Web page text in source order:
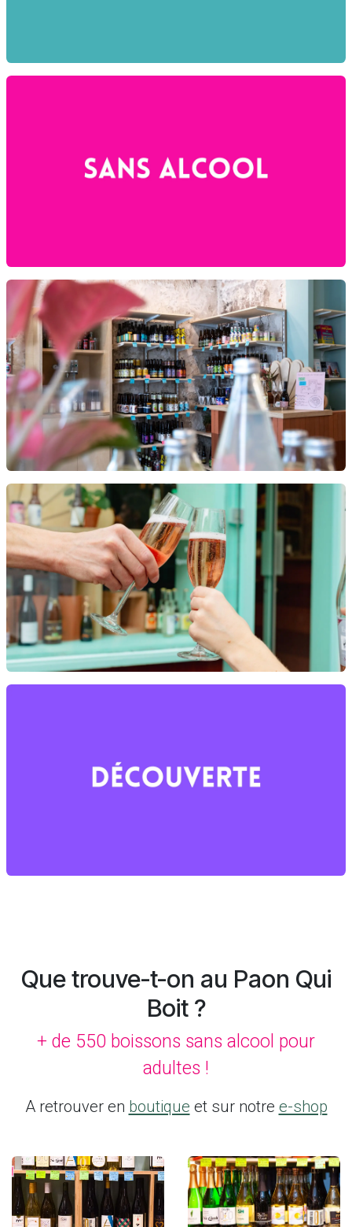
Que trouve-t-on au Paon Qui
Boit ?
+ de 550 boissons sans alcool pour
adultes !
A retrouver en boutique et sur notre e-shop